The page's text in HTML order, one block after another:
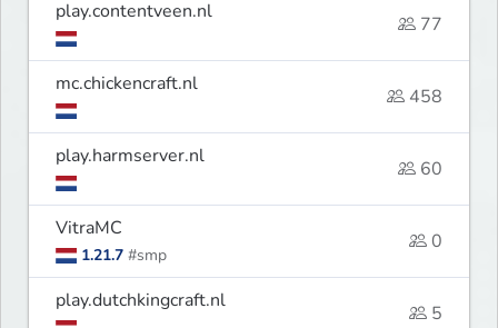
play.contentveen.nl
77
mc.chickencraft.nl
458
play.harmserver.nl
60
VitraMC
1.21.7 #smp
0
play.dutchkingcraft.nl
5